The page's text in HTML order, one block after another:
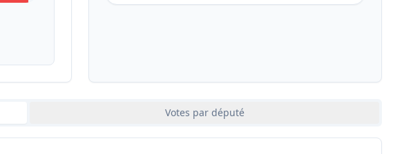
Votes par député